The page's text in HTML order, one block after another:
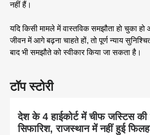
टॉप स्टोरी
देश के 4 हाईकोर्ट में चीफ जस्टिस की
सिफारिश, राजस्थान में नहीं हुई
नहीं हैं।
यदि किसी मामले में वास्तविक समझौता हो चुका
जीवन में आगे बढ़ना चाहते हों, तो पूर्ण न्याय
बाद भी समझौते को स्वीकार किया जा सकता है।